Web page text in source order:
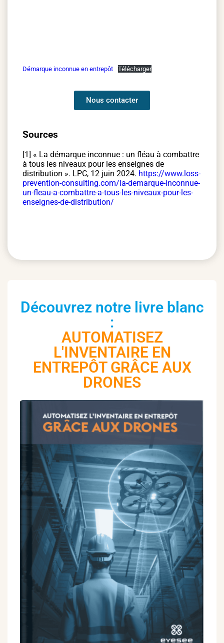
Démarque inconnue en entrepôt Télécharger
Nous contacter
Sources
[1] « La démarque inconnue : un fléau à combattre
à tous les niveaux pour les enseignes de
distribution ». LPC, 12 juin 2024. https://www.loss-
prevention-consulting.com/la-demarque-inconnue-
un-fleau-a-combattre-a-tous-les-niveaux-pour-les-
enseignes-de-distribution/
Découvrez notre livre blanc
:
AUTOMATISEZ
L'INVENTAIRE EN
ENTREPÔT GRÂCE AUX
DRONES